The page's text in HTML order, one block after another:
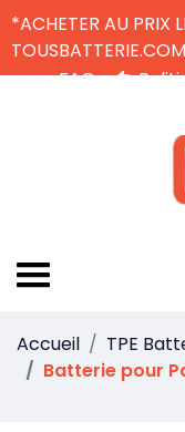
*ACHETER AU PRIX
FAQ
Accueil TPE
Batterie pour